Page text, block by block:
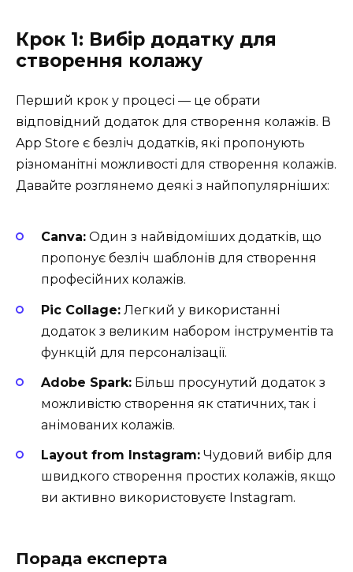
Крок 1: Вибір додатку для
створення колажу
Перший крок у процесі — це обрати
відповідний додаток для створення колажів. В
App Store є безліч додатків, які пропонують
різноманітні можливості для створення колажів.
Давайте розглянемо деякі з найпопулярніших:
Canva: Один з найвідоміших додатків, що
пропонує безліч шаблонів для створення
професійних колажів.
Pic Collage: Легкий у використанні
додаток з великим набором інструментів та
функцій для персоналізації.
Adobe Spark: Більш просунутий додаток з
можливістю створення як статичних, так і
анімованих колажів.
Layout from Instagram: Чудовий вибір для
швидкого створення простих колажів, якщо
ви активно використовуєте Instagram.
Порада експерта